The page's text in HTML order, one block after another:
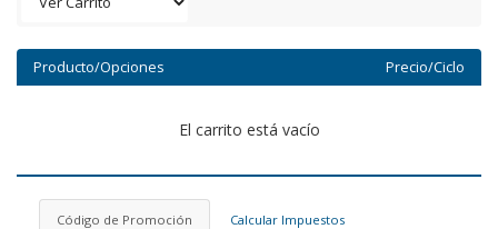
Producto/Opciones Precio/Ciclo
El carrito está vacío
Código de Promoción Calcular Impuestos